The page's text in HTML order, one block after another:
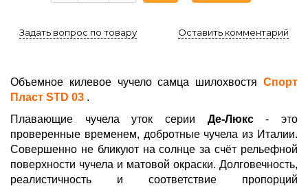
Задать вопрос по товару Оставить комментарий
Объемное килевое чучело самца шилохвостя Спорт
Пласт STD 03 .
Плавающие чучела уток cерии Де-Люкс- это
проверенные временем, добротные чучела из Италии.
Совершенно не бликуют на солнце за счёт рельефной
поверхности чучела и матовой окраски. Долговечность,
реалистичность и соответствие пропорций